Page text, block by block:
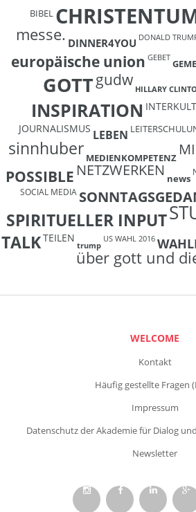
BIBEL
messe. DINNER4YOU DONALD
europäische union GEBET
GOTTgudw HILLARY
INSPIRATION
JOURNALISMUS LEBEN
sinnhuber MEDIENKOMPETENZ
POSSIBLE NETZWERKEN news
SOCIAL MEDIA
SPIRITUELLER INPUT
TALKTEILEN
trump
US WAHL 2016
über gott und
WELCOME
Kontakt
Häufig gestellte Fragen
Impressum
Datenschutz der Akademie für Dialog
Newsletter